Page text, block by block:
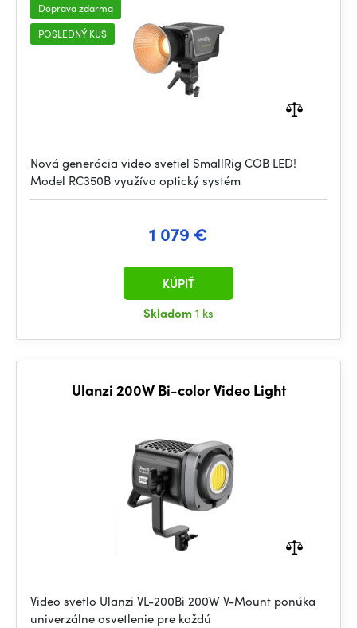
Doprava zdarma
POSLEDNÝ KUS
Nová generácia video svetiel SmallRig COB LED!
Model RC350B využíva optický systém
1 079 €
Skladom1 ks
KÚPIŤ
Ulanzi 200W Bi-color Video Light
Video svetlo Ulanzi VL-200Bi 200W V-Mount ponúka
univerzálne osvetlenie pre každú